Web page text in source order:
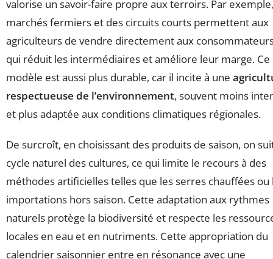
valorise un savoir-faire propre aux terroirs. Par
marchés fermiers et des circuits courts permettent aux
agriculteurs de vendre directement aux
qui réduit les intermédiaires et améliore leur marge. Ce
modèle est aussi plus durable, car il incite à une
respectueuse de l’environnement, souvent moins
et plus adaptée aux conditions climatiques régionales.
De surcroît, en choisissant des produits de saison, on
cycle naturel des cultures, ce qui limite le recours à des
méthodes artificielles telles que les serres chauffées ou
importations hors saison. Cette adaptation aux rythmes
naturels protège la biodiversité et respecte les
locales en eau et en nutriments. Cette appropriation du
calendrier saisonnier entre en résonance avec une